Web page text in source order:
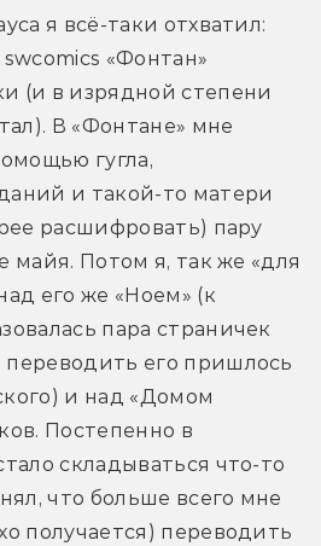
я всё-таки отхватил:
«Фонтан»
(и в изрядной степени
В «Фонтане» мне
гугла,
и такой-то матери
расшифровать) пару
майя. Потом я, так же «для
его же «Ноем» (к
пара страничек
его пришлось
и над «Домом
Постепенно в
складываться что-то
что больше всего мне
получается) переводить